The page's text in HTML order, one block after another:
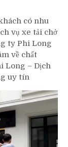
có nhu
vụ xe tải chở
ty Phi Long
về chất
Long – Dịch
uy tín